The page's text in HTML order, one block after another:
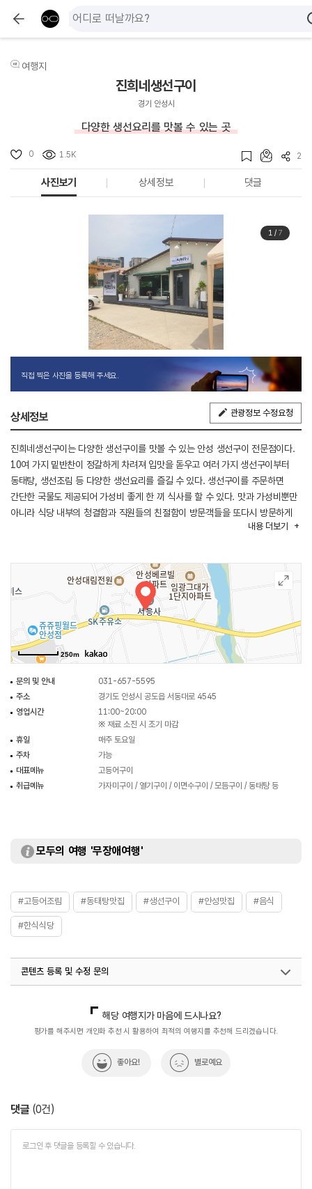
여행지
진희네생선구이
경기 안성시
다양한 생선요리를 맛볼 수 있는 곳
0 1.5K 2
사진보기 상세정보 댓글
1/ 7
직접 찍은 사진을 등록해 주세요.
상세정보 관광정보 수정요청
진희네생선구이는 다양한 생선구이를 맛볼 수 있는 안성 생선구이 전문점이다.
10여 가지 밑반찬이 정갈하게 차려져 입맛을 돋우고 여러 가지 생선구이부터
동태탕, 생선조림 등 다양한 생선요리를 즐길 수 있다. 생선구이를 주문하면
간단한 국물도 제공되어 가성비 좋게 한 끼 식사를 할 수 있다. 맛과 가성비뿐만
아니라 식당 내부의 청결함과 직원들의 친절함이 방문객들을 또다시 방문하게
내용 더보기
250m
문의 및 안내
031-657-5595
주소
경기도 안성시 공도읍 서동대로 4545
영업시간
11:00~20:00
※ 재료 소진 시 조기 마감
휴일
매주 토요일
주차
가능
대표메뉴
고등어구이
취급메뉴
가자미구이 / 열기구이 / 이면수구이 / 모듬구이 / 동태탕 등
모두의 여행 '무장애여행'
#고등어조림 #동태탕맛집 #생선구이 #안성맛집 #음식
#한식식당
콘텐츠 등록 및 수정 문의
해당 여행지가 마음에 드시나요?
평가를 해주시면 개인화 추천 시 활용하여 최적의 여행지를 추천해 드리겠습니다.
좋아요! 별로예요
댓글 (0건)